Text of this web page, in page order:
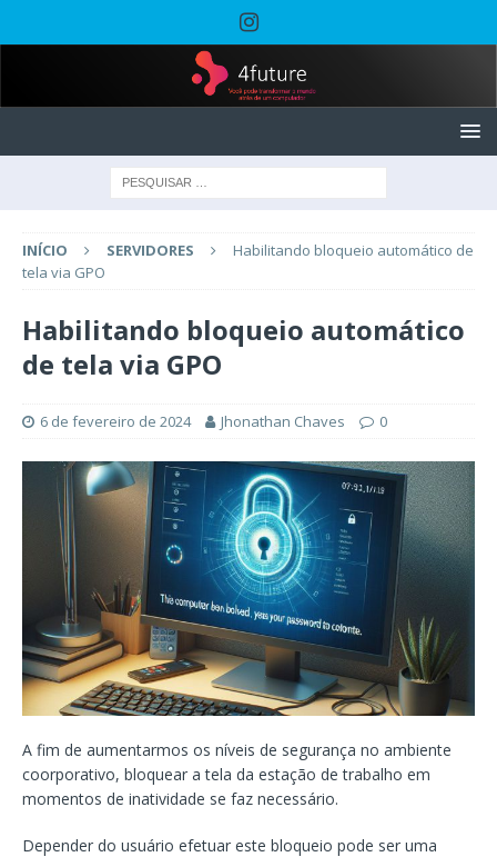
INÍCIO SERVIDORES
Habilitando bloqueio automático de
tela via GPO
Habilitando bloqueio automático
de tela via GPO
6 de fevereiro de 2024 Jhonathan Chaves 0
A fim de aumentarmos os níveis de segurança no ambiente
coorporativo, bloquear a tela da estação de trabalho em
momentos de inatividade se faz necessário.
Depender do usuário efetuar este bloqueio pode ser uma